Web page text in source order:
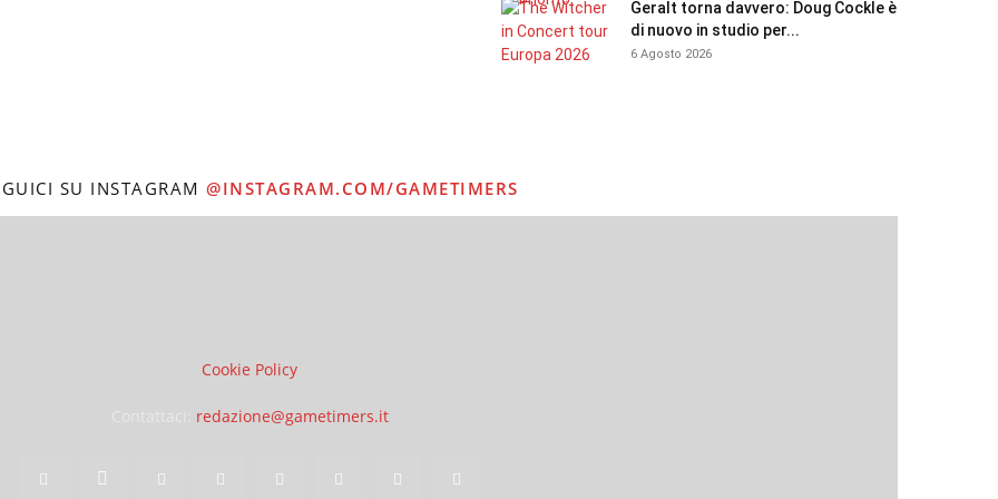
Geralt torna davvero: Doug Cockle è
di nuovo in studio per...
6 Agosto 2026
SU INSTAGRAM @INSTAGRAM.COM/GAMETIMERS
Cookie Policy
redazione@gametimers.it